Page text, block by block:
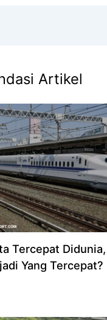
Artikel
Tercepat
Yang Tercepat?